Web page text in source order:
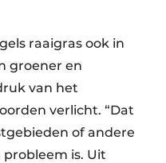
raaigras ook in
groener en
van het
verlicht. “Dat
of andere
probleem is. Uit